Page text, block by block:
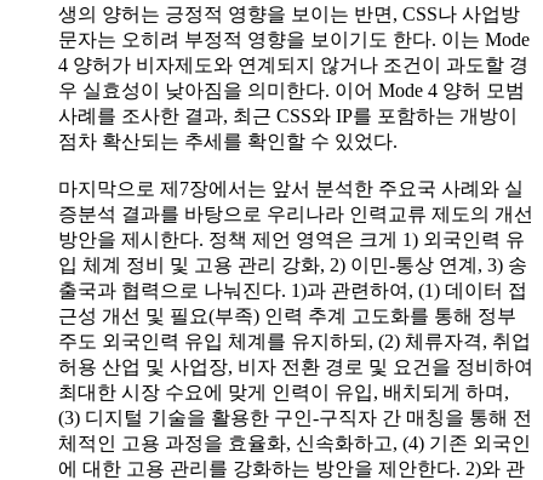
생의 양허는 긍정적 영향을 보이는 반면, CSS나 사업방
문자는 오히려 부정적 영향을 보이기도 한다. 이는 Mode
4 양허가 비자제도와 연계되지 않거나 조건이 과도할 경
우 실효성이 낮아짐을 의미한다. 이어 Mode 4 양허 모범
사례를 조사한 결과, 최근 CSS와 IP를 포함하는 개방이
점차 확산되는 추세를 확인할 수 있었다.
마지막으로 제7장에서는 앞서 분석한 주요국 사례와 실
증분석 결과를 바탕으로 우리나라 인력교류 제도의 개선
방안을 제시한다. 정책 제언 영역은 크게 1) 외국인력 유
입 체계 정비 및 고용 관리 강화, 2) 이민-통상 연계, 3) 송
출국과 협력으로 나눠진다. 1)과 관련하여, (1) 데이터 접
근성 개선 및 필요(부족) 인력 추계 고도화를 통해 정부
주도 외국인력 유입 체계를 유지하되, (2) 체류자격, 취업
허용 산업 및 사업장, 비자 전환 경로 및 요건을 정비하여
최대한 시장 수요에 맞게 인력이 유입, 배치되게 하며,
(3) 디지털 기술을 활용한 구인-구직자 간 매칭을 통해 전
체적인 고용 과정을 효율화, 신속화하고, (4) 기존 외국인
에 대한 고용 관리를 강화하는 방안을 제안한다. 2)와 관